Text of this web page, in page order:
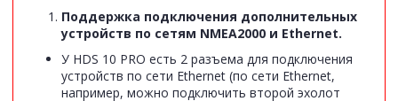
Поддержка подключения дополнительных
устройств по сетям NMEA2000 и Ethernet.
У HDS 10 PRO есть 2 разъема для подключения
устройств по сети Ethernet (по сети Ethernet,
например, можно подключить второй эхолот